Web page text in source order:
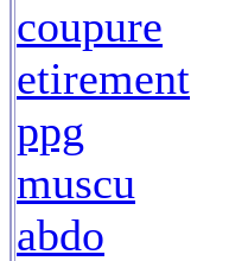
coupure
etirement
ppg
muscu
abdo